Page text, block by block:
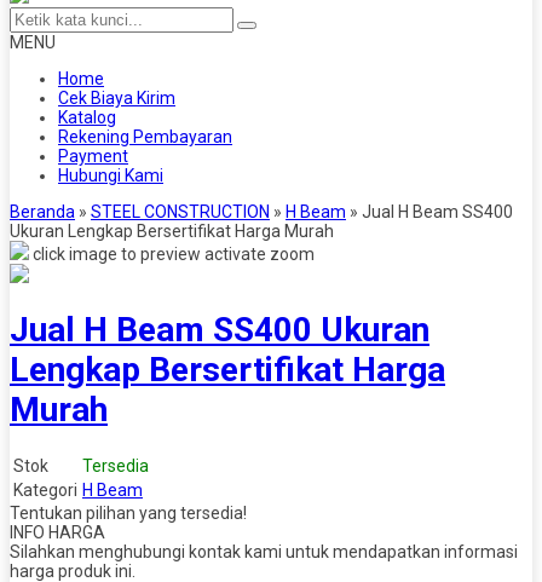
MENU
Home
Cek Biaya Kirim
Katalog
Rekening Pembayaran
Payment
Hubungi Kami
Beranda » STEEL CONSTRUCTION » H Beam » Jual H Beam SS400
Ukuran Lengkap Bersertifikat Harga Murah
click image to preview activate zoom
Jual H Beam SS400 Ukuran
Lengkap Bersertifikat Harga
Murah
Stok
Tersedia
Kategori H Beam
Tentukan pilihan yang tersedia!
INFO HARGA
Silahkan menghubungi kontak kami untuk mendapatkan informasi
harga produk ini.